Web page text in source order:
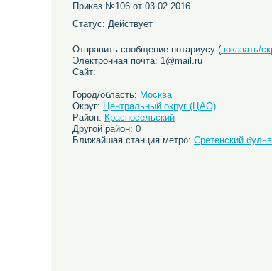
Приказ №106 от 03.02.2016
Статус: Действует
Отправить сообщение нотариусу (показать/
Электронная почта: 1@mail.ru
Сайт:
Город/область: Москва
Округ: Центральный округ (ЦАО)
Район: Красносельский
Другой район: 0
Ближайшая станция метро: Сретенский